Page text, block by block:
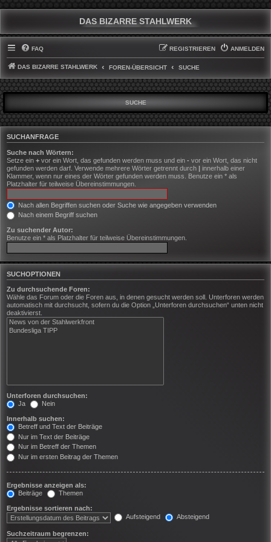
DAS BIZARRE STAHLWERK
FAQ ANMELDEN
REGISTRIEREN
DAS BIZARRE STAHLWERK FOREN-ÜBERSICHT SUCHE
SUCHE
SUCHANFRAGE
Suche nach Wörtern:
Setze ein + vor ein Wort, das gefunden werden muss und ein - vor ein Wort, das nicht
gefunden werden darf. Verwende mehrere Wörter getrennt durch | innerhalb einer
Klammer, wenn nur eines der Wörter gefunden werden muss. Benutze ein * als
Platzhalter für teilweise Übereinstimmungen.
Nach allen Begriffen suchen oder Suche wie angegeben verwenden
Nach einem Begriff suchen
Zu suchender Autor:
Benutze ein * als Platzhalter für teilweise Übereinstimmungen.
SUCHOPTIONEN
Zu durchsuchende Foren:
Wähle das Forum oder die Foren aus, in denen gesucht werden soll. Unterforen werden
automatisch mit durchsucht, sofern du die Option „Unterforen durchsuchen“ unten nicht
deaktivierst.
Unterforen durchsuchen:
Ja
Nein
Innerhalb suchen:
Betreff und Text der Beiträge
Nur im Text der Beiträge
Nur im Betreff der Themen
Nur im ersten Beitrag der Themen
Ergebnisse anzeigen als:
Beiträge
Themen
Ergebnisse sortieren nach:
Aufsteigend
Absteigend
Suchzeitraum begrenzen: